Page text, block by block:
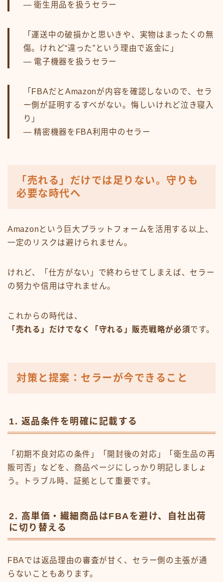
— 衛生用品を扱うセラー
「運送中の破損かと思いきや、実物はまったくの無
傷。けれど“違った”という理由で返金に」
— 電子機器を扱うセラー
「FBAだとAmazonが内容を確認しないので、セラ
ー側が証明するすべがない。悔しいけれど泣き寝入
り」
— 精密機器をFBA利用中のセラー
「売れる」だけでは足りない。守りも
必要な時代へ
Amazonという巨大プラットフォームを活用する以上、
一定のリスクは避けられません。
けれど、「仕方がない」で終わらせてしまえば、セラー
の努力や信用は守れません。
これからの時代は、
「売れる」だけでなく「守れる」販売戦略が必須です。
対策と提案：セラーが今できること
1. 返品条件を明確に記載する
「初期不良対応の条件」「開封後の対応」「衛生品の再
販可否」などを、商品ページにしっかり明記しましょ
う。トラブル時、証拠として重要です。
2. 高単価・繊細商品はFBAを避け、自社出荷
に切り替える
FBAでは返品理由の審査が甘く、セラー側の主張が通
らないこともあります。